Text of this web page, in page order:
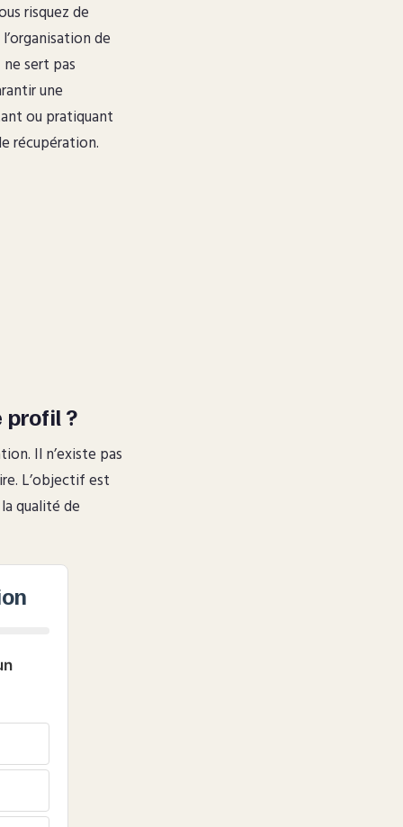
risquez de
de
ne sert pas
une
ou pratiquant
récupération.
profil ?
Il n’existe pas
L’objectif est
qualité de